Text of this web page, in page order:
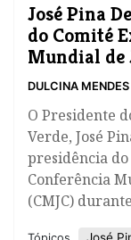
​José Pina
do Comité
Mundial de
DULCINA MENDES
O Presidente
Verde, José
presidência
Conferência
(CMJC)